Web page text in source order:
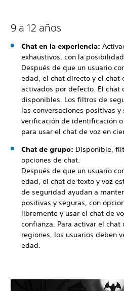
9 a 12 años
Chat en la experiencia:
exhaustivos, con la
Después de que un usuario
edad, el chat directo y el chat
activados por defecto. El chat
disponibles. Los filtros de
las conversaciones positivas y
verificación de identificación
para usar el chat de voz en
Chat de grupo: Disponible,
opciones de chat.
Después de que un usuario
edad, el chat de texto y voz
de seguridad ayudan a
positivas y seguras, con
libremente y usar el chat de
confianza. Para activar el
regiones, los usuarios deben
edad.